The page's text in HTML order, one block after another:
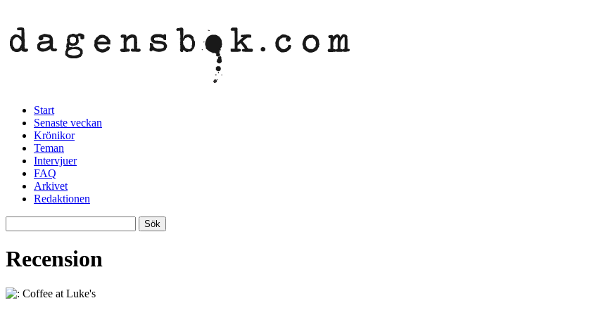
Start
Senaste veckan
Krönikor
Teman
Intervjuer
FAQ
Arkivet
Redaktionen
Recension